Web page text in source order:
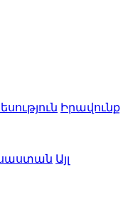
Իրավունք
Այլ